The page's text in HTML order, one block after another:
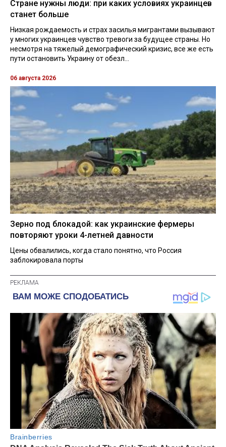
Стране нужны люди: при каких условиях украинцев
станет больше
Низкая рождаемость и страх засилья мигрантами вызывают
у многих украинцев чувство тревоги за будущее страны. Но
несмотря на тяжелый демографический кризис, все же есть
пути остановить Украину от обезл...
06 августа 2026
Зерно под блокадой: как украинские фермеры
повторяют уроки 4-летней давности
Цены обвалились, когда стало понятно, что Россия
заблокировала порты